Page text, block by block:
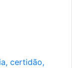
certidão,